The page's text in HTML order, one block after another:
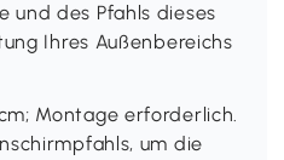
und des Pfahls dieses
Ihres Außenbereichs
Montage erforderlich.
um die